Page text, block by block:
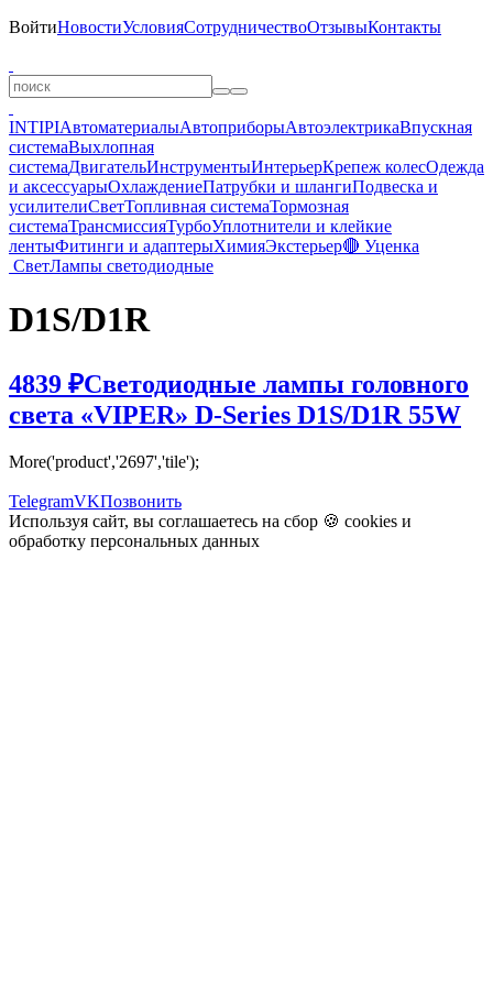
ВойтиНовостиУсловияСотрудничествоОтзывыКонтакты
INTIPIАвтоматериалыАвтоприборыАвтоэлектрикаВпускная
системаВыхлопная
системаДвигательИнструментыИнтерьерКрепеж колесОдежда
и аксессуарыОхлаждениеПатрубки и шлангиПодвеска и
усилителиСветТопливная системаТормозная
системаТрансмиссияТурбоУплотнители и клейкие
лентыФитинги и адаптерыХимияЭкстерьер🔴 Уценка
СветЛампы светодиодные
D1S/D1R
4839 ₽Светодиодные лампы головного
света «VIPER» D-Series D1S/D1R 55W
More('product','2697','tile');
TelegramVKПозвонить
Используя сайт, вы соглашаетесь на сбор 🍪 cookies и
обработку персональных данных